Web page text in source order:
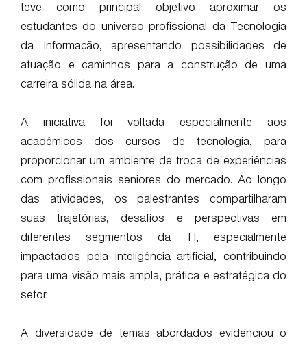
teve como principal objetivo aproximar os
estudantes do universo profissional da Tecnologia
da Informação, apresentando possibilidades de
atuação e caminhos para a construção de uma
carreira sólida na área.
A iniciativa foi voltada especialmente aos
acadêmicos dos cursos de tecnologia, para
proporcionar um ambiente de troca de experiências
com profissionais seniores do mercado. Ao longo
das atividades, os palestrantes compartilharam
suas trajetórias, desafios e perspectivas em
diferentes segmentos da TI, especialmente
impactados pela inteligência artificial, contribuindo
para uma visão mais ampla, prática e estratégica do
setor.
A diversidade de temas abordados evidenciou o